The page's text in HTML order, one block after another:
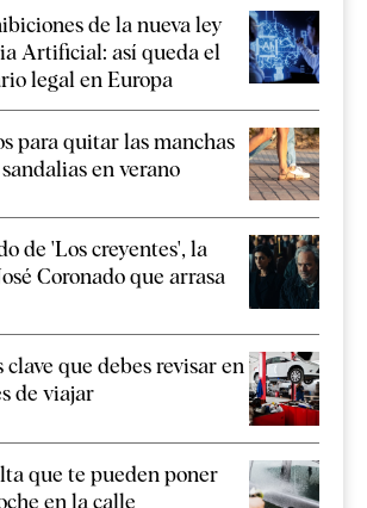
de la nueva ley
Artificial: así queda el
legal en Europa
para quitar las manchas
en verano
de 'Los creyentes', la
Coronado que arrasa
clave que debes revisar en
de viajar
que te pueden poner
en la calle